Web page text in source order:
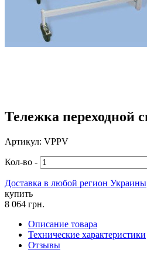
Тележка переходной
Артикул: VPPV
Кол-во -
Доставка в любой регион Украины
купить
8 064 грн.
Описание товара
Технические характеристики
Отзывы